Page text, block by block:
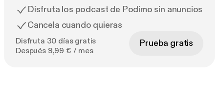
Disfruta los podcast de Podimo sin anuncios
Cancela cuando quieras
Disfruta 30 días gratis
Después 9,99 € / mes
Prueba gratis